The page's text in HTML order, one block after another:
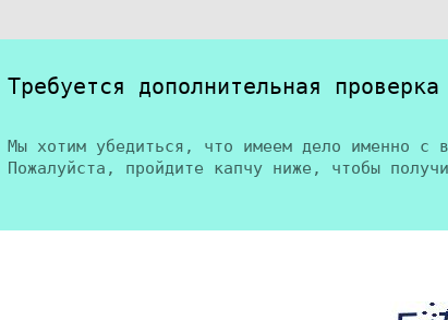
Требуется дополнительная проверка
Мы хотим убедиться, что имеем дело именно с
Пожалуйста, пройдите капчу ниже, чтобы